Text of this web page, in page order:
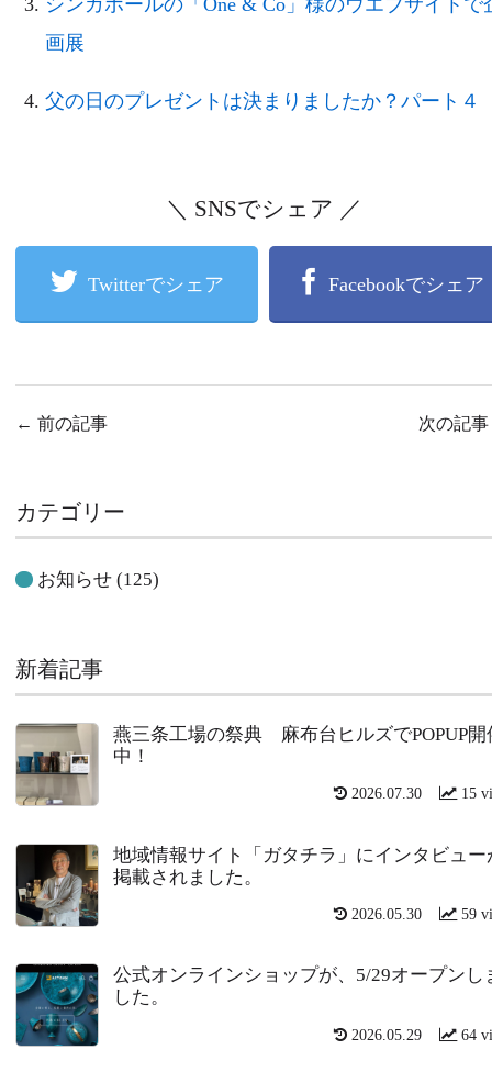
シンガポールの「One & Co」様のウエブサイトで
画展
父の日のプレゼントは決まりましたか？パート４
＼ SNSでシェア ／
Twitterでシェア Facebookでシェア
← 前の記事 次の記事
カテゴリー
お知らせ (125)
新着記事
燕三条工場の祭典 麻布台ヒルズでPOPUP開
中！
15
2026.07.30
地域情報サイト「ガタチラ」にインタビュー
掲載されました。
59
2026.05.30
公式オンラインショップが、5/29オープンし
した。
64
2026.05.29